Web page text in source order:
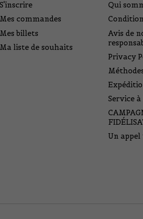
S'inscrire
Mes commandes
Mes billets
Ma liste de souhaits
Qui
Avis de
Privacy
Service
Un